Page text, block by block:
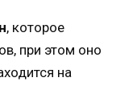
, которое
при этом оно
на